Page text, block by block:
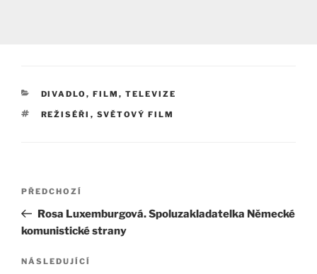
RUBRIKY
DIVADLO, FILM, TELEVIZE
ŠTÍTKY
REŽISÉŘI , SVĚTOVÝ FILM
Navigace
příspěvek
Předchozí
příspěvek
PŘEDCHOZÍ
Rosa Luxemburgová. Spoluzakladatelka Německé
komunistické strany
Následující
NÁSLEDUJÍCÍ